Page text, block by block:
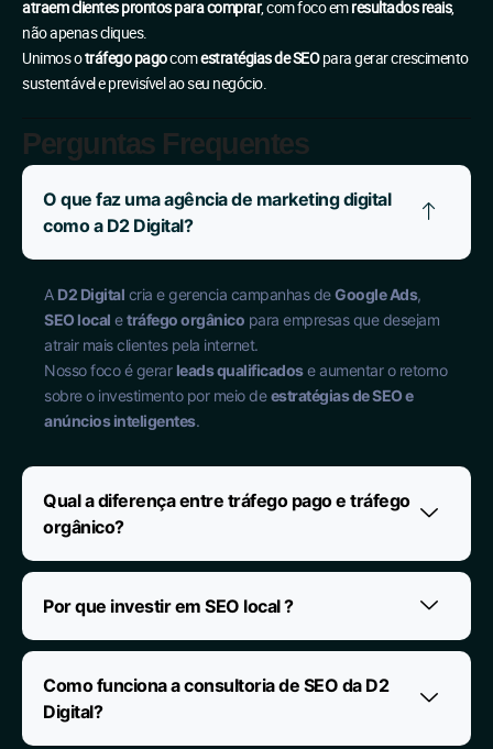
atraem clientes prontos para comprar, com foco emresultados reais,
não apenas cliques.
Unimos otráfego pagocomestratégias de SEOpara gerar crescimento
sustentável e previsível ao seu negócio.
Perguntas Frequentes
O que faz uma agência de marketing digital
como a D2 Digital?
A D2 Digital cria e gerencia campanhas deGoogle Ads,
SEO local etráfego orgânico para empresas que desejam
atrair mais clientes pela internet.
Nosso foco é gerar leads qualificadose aumentar o retorno
sobre o investimento por meio deestratégias de SEO e
anúncios inteligentes.
Qual a diferença entre tráfego pago e tráfego
orgânico?
Por que investir em SEO local ?
Como funciona a consultoria de SEO da D2
Digital?